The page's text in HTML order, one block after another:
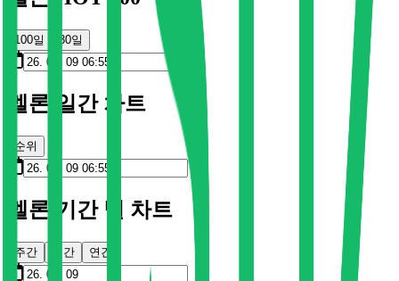
100일 30일
멜론 일간 차트
순위
멜론 기간 별 차트
주간 월간 연간